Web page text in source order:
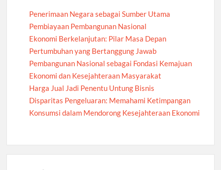
Penerimaan Negara sebagai Sumber Utama
Pembiayaan Pembangunan Nasional
Ekonomi Berkelanjutan: Pilar Masa Depan
Pertumbuhan yang Bertanggung Jawab
Pembangunan Nasional sebagai Fondasi Kemajuan
Ekonomi dan Kesejahteraan Masyarakat
Harga Jual Jadi Penentu Untung Bisnis
Disparitas Pengeluaran: Memahami Ketimpangan
Konsumsi dalam Mendorong Kesejahteraan Ekonomi